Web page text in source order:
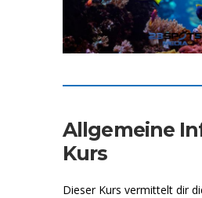
Allgemeine
Kurs
Dieser Kurs vermittelt dir